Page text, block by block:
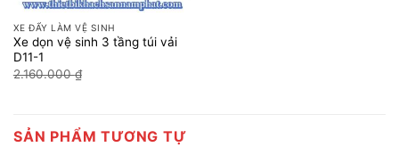
XE ĐẨY LÀM VỆ SINH
Xe dọn vệ sinh 3 tầng túi vải
D11-1
2.160.000₫
SẢN PHẨM TƯƠNG TỰ